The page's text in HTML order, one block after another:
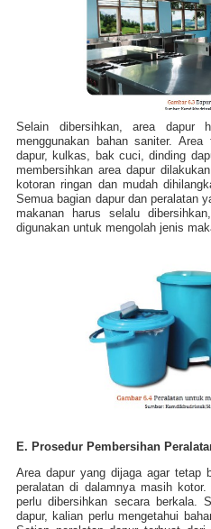
Selain dibersihkan, area dapur
menggunakan bahan saniter.
dapur, kulkas, bak cuci, dinding
membersihkan area dapur
kotoran ringan dan mudah
Semua bagian dapur dan peralatan
makanan harus selalu
digunakan untuk mengolah jenis
E. Prosedur Pembersihan
Area dapur yang dijaga agar tetap
peralatan di dalamnya masih
perlu dibersihkan secara berkala.
dapur, kalian perlu mengetahui